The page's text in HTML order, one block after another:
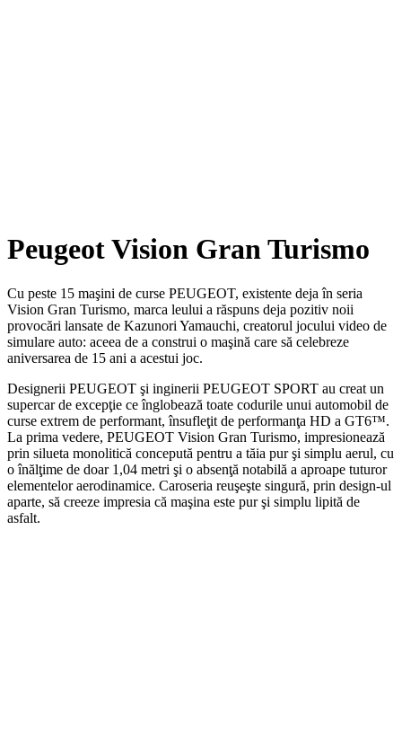
Peugeot Vision Gran Turismo
Cu peste 15 maşini de curse PEUGEOT, existente deja în seria
Vision Gran Turismo, marca leului a răspuns deja pozitiv noii
provocări lansate de Kazunori Yamauchi, creatorul jocului video de
simulare auto: aceea de a construi o maşină care să celebreze
aniversarea de 15 ani a acestui joc.
Designerii PEUGEOT şi inginerii PEUGEOT SPORT au creat un
supercar de excepţie ce înglobează toate codurile unui automobil de
curse extrem de performant, însufleţit de performanţa HD a GT6™.
La prima vedere, PEUGEOT Vision Gran Turismo, impresionează
prin silueta monolitică concepută pentru a tăia pur şi simplu aerul, cu
o înălţime de doar 1,04 metri şi o absenţă notabilă a aproape tuturor
elementelor aerodinamice. Caroseria reuşeşte singură, prin design-ul
aparte, să creeze impresia că maşina este pur şi simplu lipită de
asfalt.